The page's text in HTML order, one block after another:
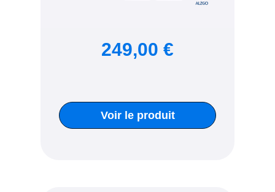
249,00 €
Voir le produit